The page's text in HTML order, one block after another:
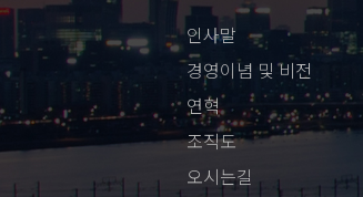
인사말
경영이념 및 비전
연혁
조직도
오시는길